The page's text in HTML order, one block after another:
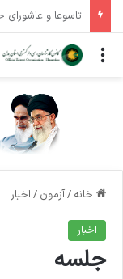
منو
خانه /آزمون / اخبار
اخبار
جلسه